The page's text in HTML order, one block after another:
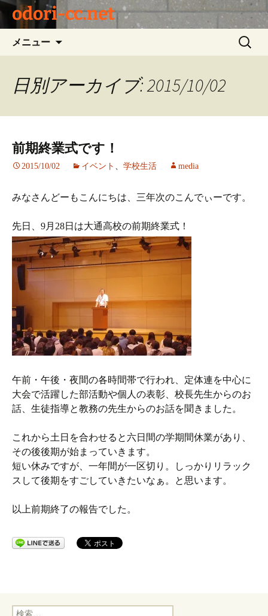
odori-cc.net
メニュー
ン
ッ
検
索:
日別アーカイブ: 2015/10/02
前期終業式です！
2015/10/02 イベント 、 学校生活 media
みなさんどーもこんにちは、三年次のこんでぃーです。
先日、9月28日は大通高校の前期終業式！
午前・午後・夜間の各時間帯で行われ、定体連を中心に
大会で活躍した部活動や個人の表彰、校長先生からのお
話、生徒指導と教務の先生からのお話を聞きました。
これから土日を合わせると六日間の学期間休業があり、
その後後期が始まっていきます。
短い休みですが、一年間が一区切り。しっかりリラック
スして後期をすごしていきたいなぁ。と思います。
以上前期終了の報告でした。
検